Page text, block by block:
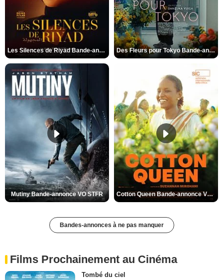
Les Silences de Riyad Bande-annonce VO STFR Des Fleurs pour Tokyo Bande-annonce VO STFR
Mutiny Bande-annonce VO STFR Cotton Queen Bande-annonce VO STFR
Bandes-annonces à ne pas manquer
Films Prochainement au Cinéma
Tombé du ciel